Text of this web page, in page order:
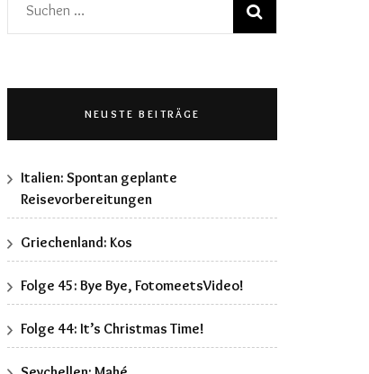
Suchen
nach:
NEUSTE BEITRÄGE
Italien: Spontan geplante
Reisevorbereitungen
Griechenland: Kos
Folge 45: Bye Bye, FotomeetsVideo!
Folge 44: It’s Christmas Time!